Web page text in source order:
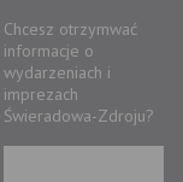
Chcesz otrzymwać
informacje o
wydarzeniach i
imprezach
Świeradowa-Zdroju?